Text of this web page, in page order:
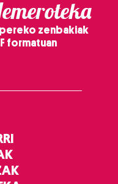
zenbakiak
formatuan